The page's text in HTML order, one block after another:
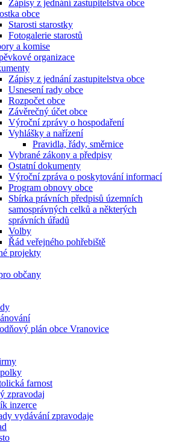
Zápisy z jednání zastupitelstva obce
obce
Starosti starostky
Fotogalerie starostů
a komise
organizace
Zápisy z jednání zastupitelstva obce
Usnesení rady obce
Rozpočet obce
Závěrečný účet obce
Výroční zprávy o hospodaření
Vyhlášky a nařízení
Pravidla, řády, směrnice
Vybrané zákony a předpisy
Ostatní dokumenty
Výroční zpráva o poskytování informací
Program obnovy obce
Sbírka právních předpisů územních
samosprávných celků a některých
správních úřadů
Volby
Řád veřejného pohřebiště
projekty
občany
plán obce Vranovice
farnost
zpravodaj
inzerce
vydávání zpravodaje